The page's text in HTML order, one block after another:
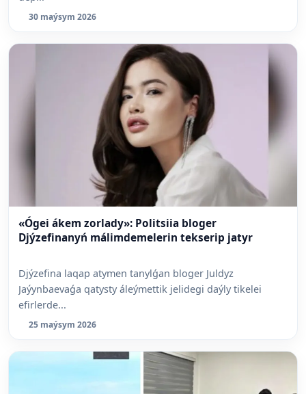
30 maýsym 2026
«Ógei ákem zorlady»: Politsiia bloger
Djýzefinanyń málimdemelerin tekserip jatyr
Djýzefina laqap atymen tanylǵan bloger Juldyz
Jaýynbaevaǵa qatysty áleýmettik jelidegi daýly tikelei
efirlerde...
25 maýsym 2026